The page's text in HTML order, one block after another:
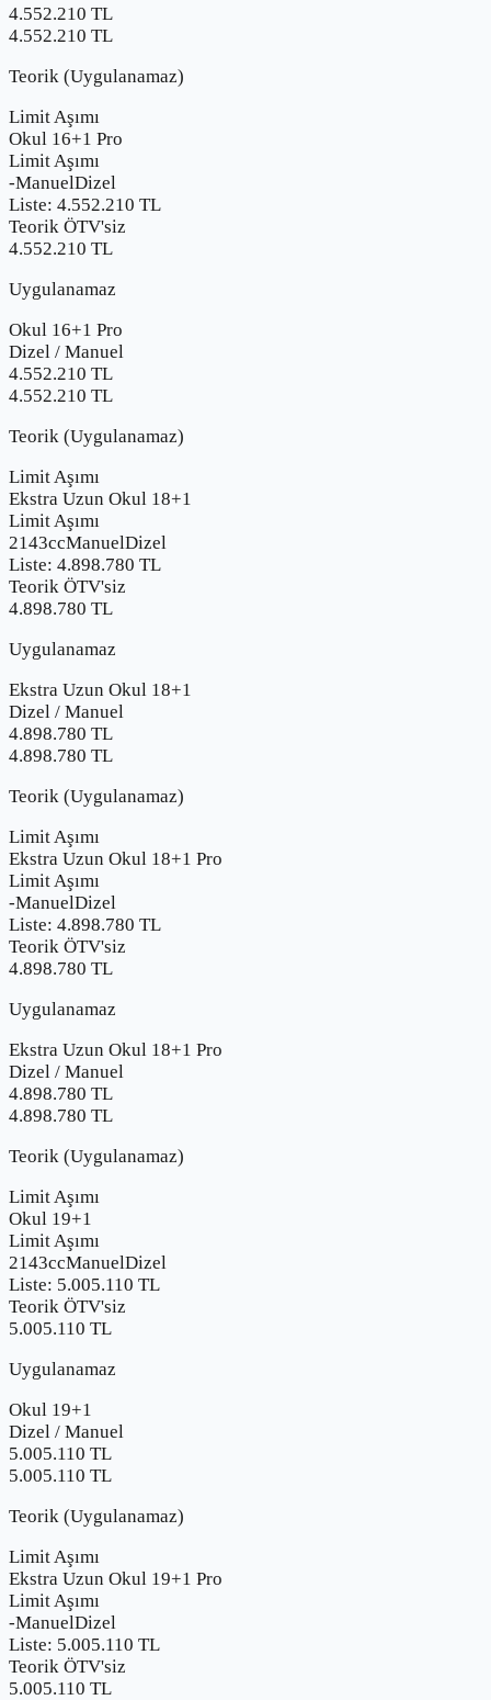
4.552.210 TL
4.552.210 TL
Teorik (Uygulanamaz)
Limit Aşımı
Okul 16+1 Pro
Limit Aşımı
-ManuelDizel
Liste: 4.552.210 TL
Teorik ÖTV'siz
4.552.210 TL
Uygulanamaz
Okul 16+1 Pro
Dizel / Manuel
4.552.210 TL
4.552.210 TL
Teorik (Uygulanamaz)
Limit Aşımı
Ekstra Uzun Okul 18+1
Limit Aşımı
2143ccManuelDizel
Liste: 4.898.780 TL
Teorik ÖTV'siz
4.898.780 TL
Uygulanamaz
Ekstra Uzun Okul 18+1
Dizel / Manuel
4.898.780 TL
4.898.780 TL
Teorik (Uygulanamaz)
Limit Aşımı
Ekstra Uzun Okul 18+1 Pro
Limit Aşımı
-ManuelDizel
Liste: 4.898.780 TL
Teorik ÖTV'siz
4.898.780 TL
Uygulanamaz
Ekstra Uzun Okul 18+1 Pro
Dizel / Manuel
4.898.780 TL
4.898.780 TL
Teorik (Uygulanamaz)
Limit Aşımı
Okul 19+1
Limit Aşımı
2143ccManuelDizel
Liste: 5.005.110 TL
Teorik ÖTV'siz
5.005.110 TL
Uygulanamaz
Okul 19+1
Dizel / Manuel
5.005.110 TL
5.005.110 TL
Teorik (Uygulanamaz)
Limit Aşımı
Ekstra Uzun Okul 19+1 Pro
Limit Aşımı
-ManuelDizel
Liste: 5.005.110 TL
Teorik ÖTV'siz
5.005.110 TL